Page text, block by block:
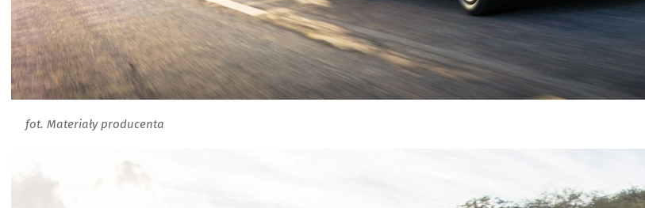
fot. Materiały producenta